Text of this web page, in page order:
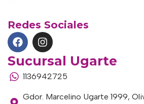
Redes Sociales
Sucursal Ugarte
1136942725
Gdor. Marcelino Ugarte 1999,